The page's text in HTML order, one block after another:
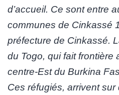
d’accueil. Ce sont entre
communes de Cinkassé
préfecture de Cinkassé.
du Togo, qui fait frontière
centre-Est du Burkina
Ces réfugiés, arrivent